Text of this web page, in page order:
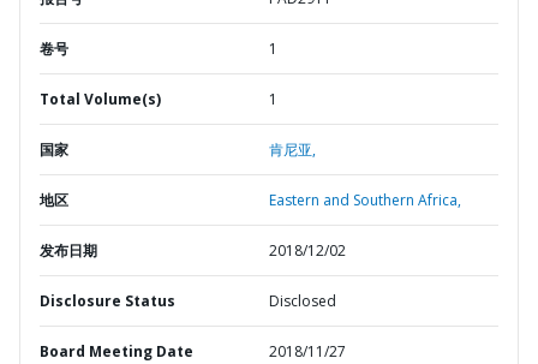
卷号 1
Total Volume(s) 1
国家 肯尼亚,
地区 Eastern and Southern Africa,
发布日期 2018/12/02
Disclosure Status Disclosed
Board Meeting Date 2018/11/27